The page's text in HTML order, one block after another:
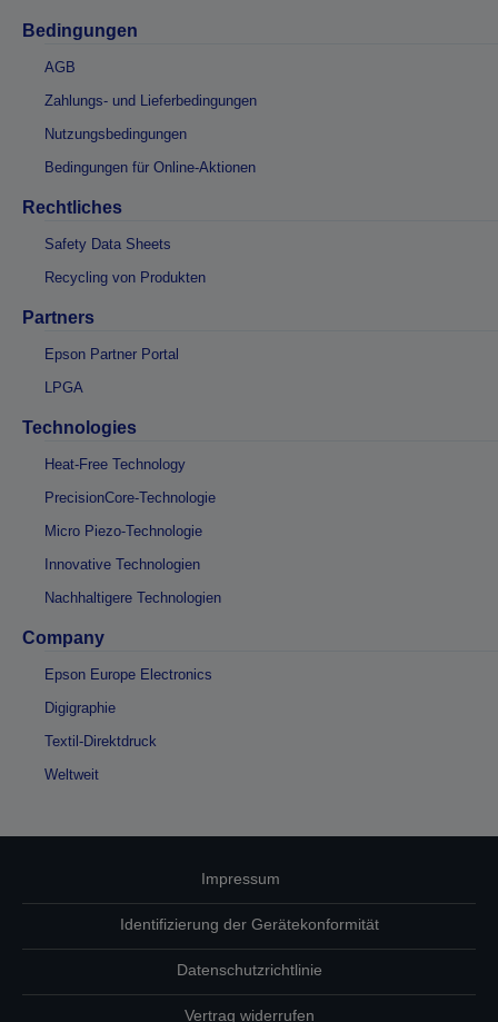
Bedingungen
AGB
Zahlungs- und Lieferbedingungen
Nutzungsbedingungen
Bedingungen für Online-Aktionen
Rechtliches
Safety Data Sheets
Recycling von Produkten
Partners
Epson Partner Portal
LPGA
Technologies
Heat-Free Technology
PrecisionCore-Technologie
Micro Piezo-Technologie
Innovative Technologien
Nachhaltigere Technologien
Company
Epson Europe Electronics
Digigraphie
Textil-Direktdruck
Weltweit
Impressum
Identifizierung der Gerätekonformität
Datenschutzrichtlinie
Vertrag widerrufen